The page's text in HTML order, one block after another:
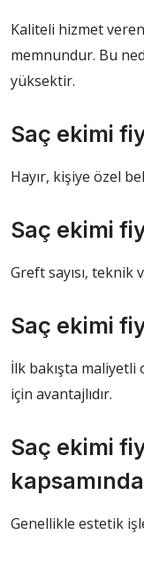
Kaliteli hizmet
memnundur. Bu
yüksektir.
Saç ekimi
Hayır, kişiye özel
Saç ekimi
Greft sayısı,
Saç ekimi
İlk bakışta maliyetli
için avantajlıdır.
Saç ekimi
Genellikle estetik